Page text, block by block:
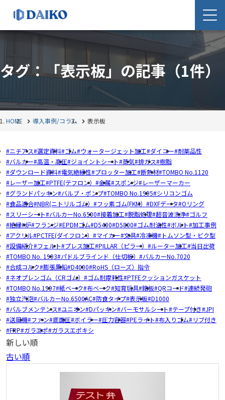
タグ：「表示板」の記事 （1件）
HOME 導入事例/コラム 表示板
ニチアス 選定資料 ゴム ウォータージェット加工 ダイコー 耐薬品性
バルカー 高温・高圧 ジョイントシート 蒸気 排ガス 樹脂
ダウンロード資料 電気絶縁性 プロッター加工 断熱材 TOMBO No.1120
レーザー加工 PTFE(テフロン） 金属 スポンジ
レーザーマーカー
グランドパッキン バルブ・ポンプ TOMBO No.1995 シリコンゴム
食品適合 NBR(ニトリルゴム） フッ素ゴム(FKM） DXFデータ Oリング
スリーシート バルカーNo.6500 接着加工 脱脂処理 超音波洗浄 ゴルフ
絶縁 炉 フランジ EPDMゴム D5400 D5800 ゴム耐油性 ボルト 加工事例
アクリル PCTFE(ダイフロン） マイカー 文具 冷凍機 トムソン型・ビク型
設備紹介 フェルト プレス加工 PILLAR（ピラー） ルーター加工 当日出荷
TOMBO No. 1993 パドルブラインド（仕切板）
バルカーNo.7020
合成コルク 膨張黒鉛 D4000 RoHS（ローズ）指令
ネオプレンゴム（CRゴム）
ゴム耐摩耗性 PTFEクッションガスケット
TOMBO No.1997 紙ベーク 布ベーク 知育玩具 銘板 QRコード 連続発砲
独立汽泡 バルカーNo.6500AC 防食タイプ 表示板 D1000
バルブメンテンス ユニオン Dパッキン バーモサルシート テープ付き JPI
送風機 ファン 底面圧 ボイラー 圧力容器 PEライト 布入りゴム
リブ付き
FRP ガラエポ ガラスエポキシ
新しい順
古い順